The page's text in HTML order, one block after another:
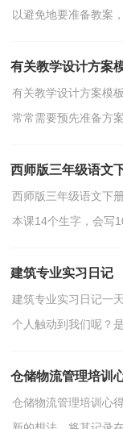
以避免地要准备教案
有关教学设计方案
有关教学设计方案模
常常需要预先准备方
西师版三年级语文
西师版三年级语文下
本课14个生字，会写
建筑专业实习日记
建筑专业实习日记一
个人触动到我们呢？
仓储物流管理培训
仓储物流管理培训心